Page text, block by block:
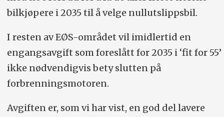
bilkjøpere i 2035 til å velge nullutslippsbil.
I resten av EØS-området vil imidlertid en
engangsavgift som foreslått for 2035 i ‘fit for 55’
ikke nødvendigvis bety slutten på
forbrenningsmotoren.
Avgiften er, som vi har vist, en god del lavere